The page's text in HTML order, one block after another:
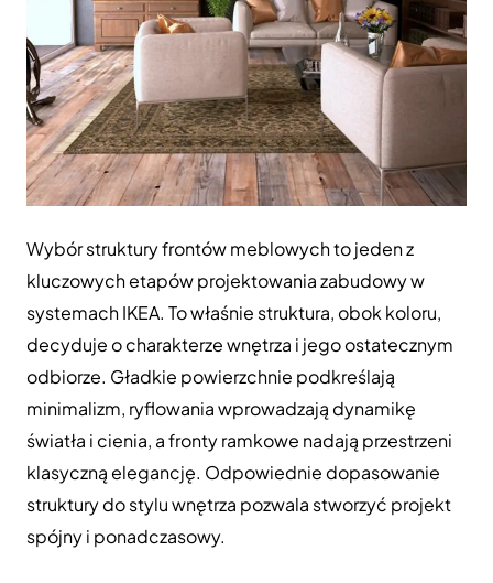
Wybór struktury frontów meblowych to jeden z
kluczowych etapów projektowania zabudowy w
systemach IKEA. To właśnie struktura, obok koloru,
decyduje o charakterze wnętrza i jego ostatecznym
odbiorze. Gładkie powierzchnie podkreślają
minimalizm, ryflowania wprowadzają dynamikę
światła i cienia, a fronty ramkowe nadają przestrzeni
klasyczną elegancję. Odpowiednie dopasowanie
struktury do stylu wnętrza pozwala stworzyć projekt
spójny i ponadczasowy.